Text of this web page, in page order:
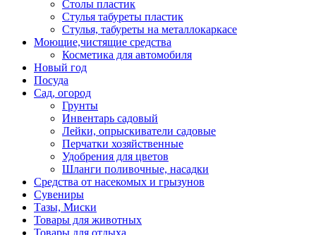
Столы пластик
Стулья табуреты пластик
Стулья, табуреты на металлокаркасе
Моющие,чистящие средства
Косметика для автомобиля
Новый год
Посуда
Сад, огород
Грунты
Инвентарь садовый
Лейки, опрыскиватели садовые
Перчатки хозяйственные
Удобрения для цветов
Шланги поливочные, насадки
Средства от насекомых и грызунов
Сувениры
Тазы, Миски
Товары для животных
Товары для отдыха